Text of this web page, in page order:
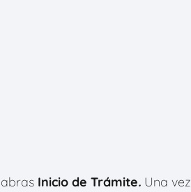
Inicio de Trámite. Una